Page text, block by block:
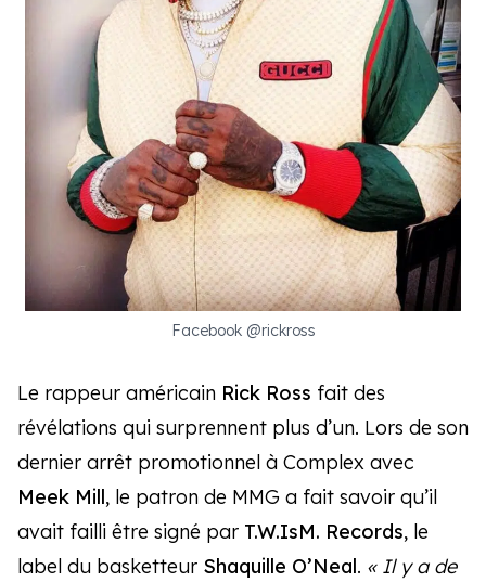
Facebook @rickross
Le rappeur américain Rick Ross fait des
révélations qui surprennent plus d’un. Lors de son
dernier arrêt promotionnel à Complex avec
Meek Mill, le patron de MMG a fait savoir qu’il
avait failli être signé par T.W.IsM. Records, le
label du basketteur Shaquille O’Neal. « Il y a de